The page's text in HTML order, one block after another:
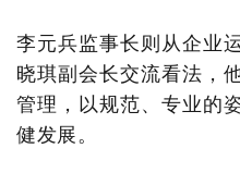
李元兵监事长则从企业
晓琪副会长交流看法，
管理，以规范、专业的
健发展。